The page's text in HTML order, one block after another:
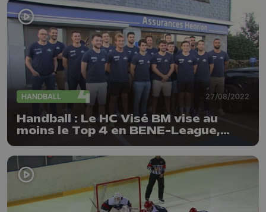
HANDBALL 27/08/2022
Handball : Le HC Visé BM vise au
moins le Top 4 en BENE-League,